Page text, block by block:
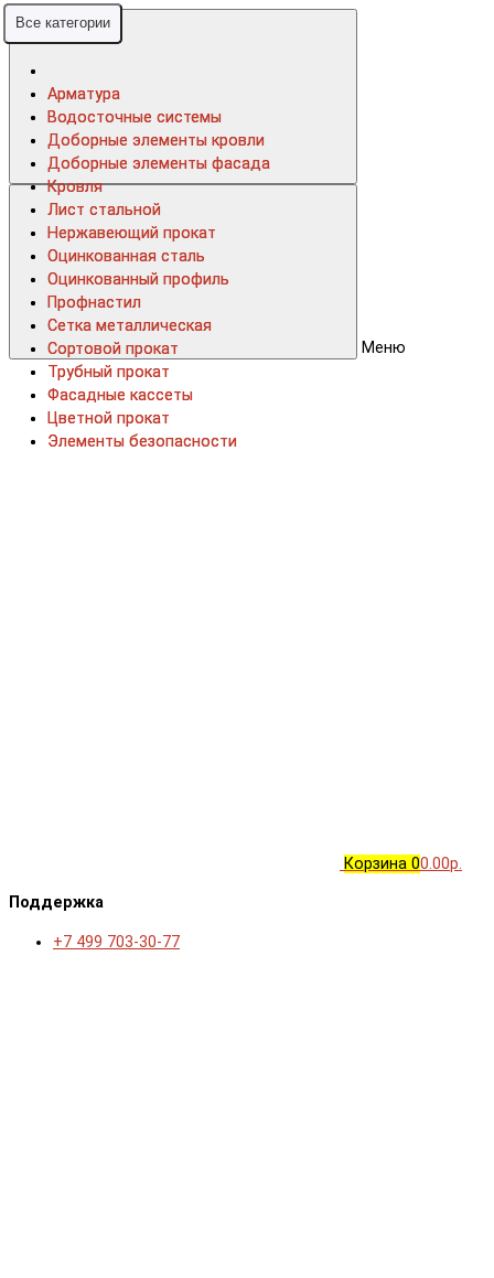
Меню
Корзина 00.00р.
Поддержка
+7 499 703-30-77
Все категории
Арматура
Водосточные системы
Доборные элементы кровли
Доборные элементы фасада
Кровля
Лист стальной
Нержавеющий прокат
Оцинкованная сталь
Оцинкованный профиль
Профнастил
Сетка металлическая
Сортовой прокат
Трубный прокат
Фасадные кассеты
Цветной прокат
Элементы безопасности
Все категории
Арматура
Водосточные системы
Доборные элементы кровли
Доборные элементы фасада
Кровля
Лист стальной
Нержавеющий прокат
Оцинкованная сталь
Оцинкованный профиль
Профнастил
Сетка металлическая
Сортовой прокат
Трубный прокат
Фасадные кассеты
Цветной прокат
Элементы безопасности